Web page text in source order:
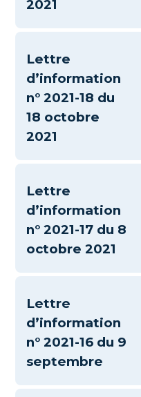
2021
Lettre
d’information
n° 2021-18 du
18 octobre
2021
Lettre
d’information
n° 2021-17 du 8
octobre 2021
Lettre
d’information
n° 2021-16 du 9
septembre